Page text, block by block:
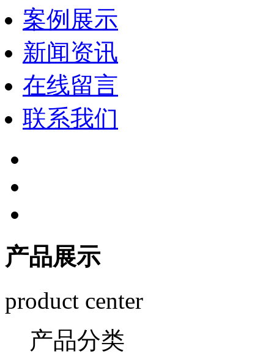
案例展示
新闻资讯
在线留言
联系我们
产品展示
product center
产品分类